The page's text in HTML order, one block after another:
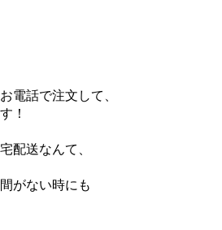
電話で注文して、
！
配送なんて、
がない時にも